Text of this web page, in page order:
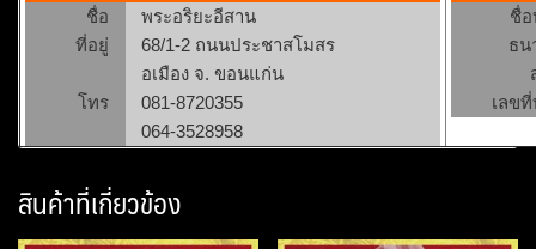
ชื่อ
พระอริยะอีสาน
ที่อยู่
68/1-2 ถนนประชาสโมสร
อเมือง จ. ขอนแก่น
โทร
081-8720355
064-3528958
ชื่
ธน
เลข
สินค้าที่เกี่ยวข้อง